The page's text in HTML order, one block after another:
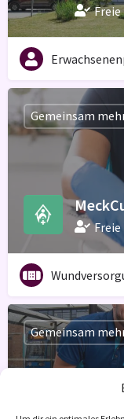
Gemeinsam
Gemeinsam